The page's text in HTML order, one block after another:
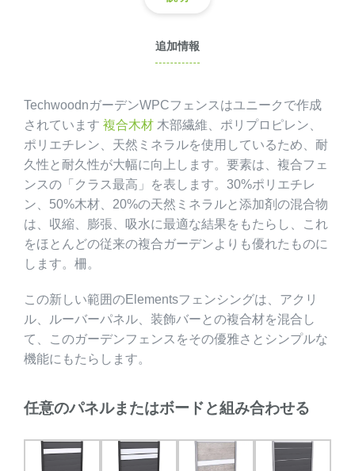
追加情報
TechwoodnガーデンWPCフェンスはユニークで作成
されています 複合木材 木部繊維、ポリプロピレン、
ポリエチレン、天然ミネラルを使用しているため、耐
久性と耐久性が大幅に向上します。要素は、複合フェ
ンスの「クラス最高」を表します。30%ポリエチレ
ン、50%木材、20%の天然ミネラルと添加剤の混合物
は、収縮、膨張、吸水に最適な結果をもたらし、これ
をほとんどの従来の複合ガーデンよりも優れたものに
します。柵。
この新しい範囲のElementsフェンシングは、アクリ
ル、ルーバーパネル、装飾バーとの複合材を混合し
て、このガーデンフェンスをその優雅さとシンプルな
機能にもたらします。
任意のパネルまたはボードと組み合わせる